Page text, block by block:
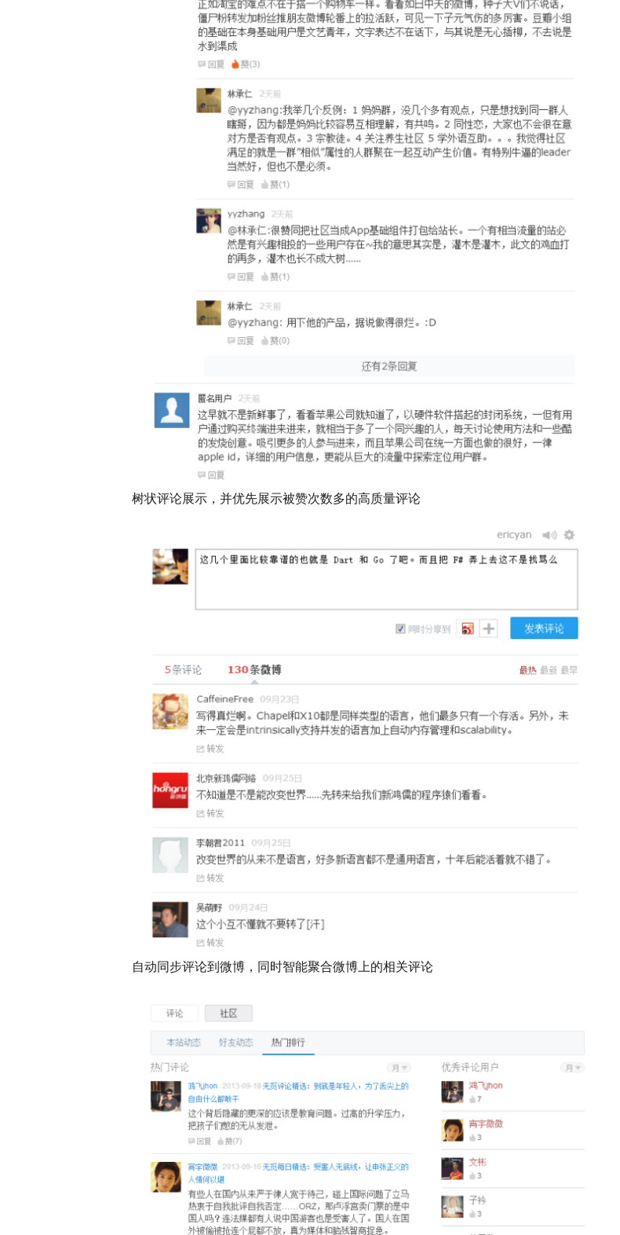
树状评论展示，并优先展示被赞次数多的高质量评论
自动同步评论到微博，同时智能聚合微博上的相关评论